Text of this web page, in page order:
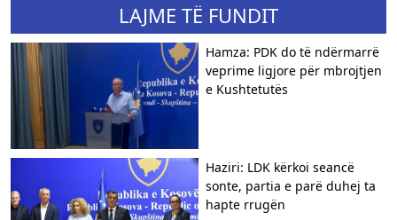
LAJME TË FUNDIT
Hamza: PDK do të ndërmarrë
veprime ligjore për mbrojtjen
e Kushtetutës
Haziri: LDK kërkoi seancë
sonte, partia e parë duhej ta
hapte rrugën